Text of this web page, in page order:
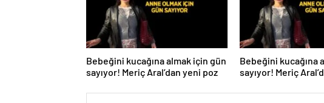
Bebeğini kucağına almak için gün
sayıyor! Meriç Aral’dan yeni poz
Bebeğini kucağına
sayıyor! Meriç